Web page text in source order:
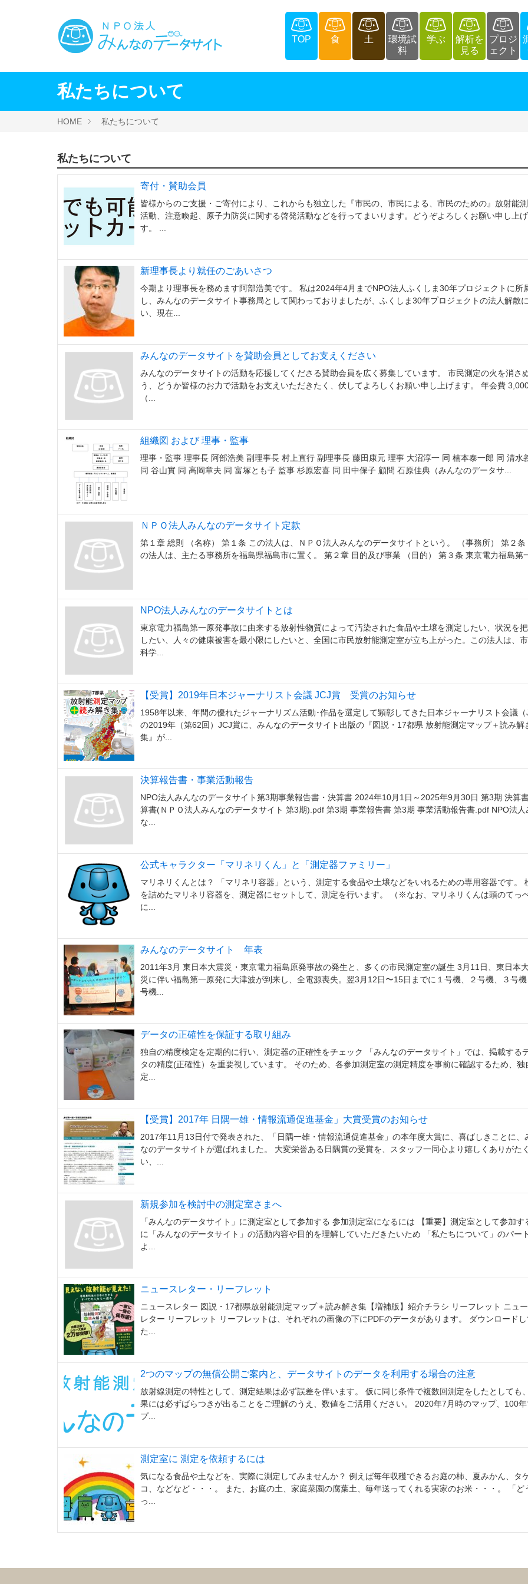
TOP 食 土
環境試
料
学ぶ
解析を
見る
プロジ
ェクト
私たちについて
HOME 私たちについて
私たちについて
寄付・賛助会員
皆様からのご支援・ご寄付により、これからも独立した『市民の、市民による、市民のための』放射能
活動、注意喚起、原子力防災に関する啓発活動などを行ってまいります。どうぞよろしくお願い申し上げ
す。 ...
新理事長より就任のごあいさつ
今期より理事長を務めます阿部浩美です。 私は2024年4月までNPO法人ふくしま30年プロジェクトに所
し、みんなのデータサイト事務局として関わっておりましたが、ふくしま30年プロジェクトの法人解散
い、現在...
みんなのデータサイトを賛助会員としてお支えください
みんなのデータサイトの活動を応援してくださる賛助会員を広く募集しています。 市民測定の火を消さ
う、どうか皆様のお力で活動をお支えいただきたく、伏してよろしくお願い申し上げます。 年会費
（...
組織図 および 理事・監事
理事・監事 理事長 阿部浩美 副理事長 村上直行 副理事長 藤田康元 理事 大沼淳一 同 楠本泰一郎 同 清水
同 谷山實 同 高岡章夫 同 富塚とも子 監事 杉原宏喜 同 田中保子 顧問 石原佳典（みんなのデータサ...
ＮＰＯ法人みんなのデータサイト定款
第１章 総則 （名称） 第１条 この法人は、ＮＰＯ法人みんなのデータサイトという。 （事務所） 第２条
の法人は、主たる事務所を福島県福島市に置く。 第２章 目的及び事業 （目的） 第３条 東京電力福島第
NPO法人みんなのデータサイトとは
東京電力福島第一原発事故に由来する放射性物質によって汚染された食品や土壌を測定したい、状況を
したい、人々の健康被害を最小限にしたいと、全国に市民放射能測定室が立ち上がった。この法人は、
科学...
【受賞】2019年日本ジャーナリスト会議 JCJ賞 受賞のお知らせ
1958年以来、年間の優れたジャーナリズム活動･作品を選定して顕彰してきた日本ジャーナリスト会議（
の2019年（第62回）JCJ賞に、みんなのデータサイト出版の『図説・17都県 放射能測定マップ＋読み解
集』が...
決算報告書・事業活動報告
NPO法人みんなのデータサイト第3期事業報告書・決算書 2024年10月1日～2025年9月30日 第3期 決算
算書(ＮＰＯ法人みんなのデータサイト 第3期).pdf 第3期 事業報告書 第3期 事業活動報告書.pdf NPO法人
な...
公式キャラクター「マリネリくん」と「測定器ファミリー」
マリネリくんとは？ 「マリネリ容器」という、測定する食品や土壌などをいれるための専用容器です。
を詰めたマリネリ容器を、測定器にセットして、測定を行います。 （※なお、マリネリくんは頭のてっ
に...
みんなのデータサイト 年表
2011年3月 東日本大震災・東京電力福島原発事故の発生と、多くの市民測定室の誕生 3月11日、東日本
災に伴い福島第一原発に大津波が到来し、全電源喪失。翌3月12日〜15日までに１号機、２号機、３号機
号機...
データの正確性を保証する取り組み
独自の精度検定を定期的に行い、測定器の正確性をチェック 「みんなのデータサイト」では、掲載する
タの精度(正確性）を重要視しています。 そのため、各参加測定室の測定精度を事前に確認するため、独
定...
【受賞】2017年 日隅一雄・情報流通促進基金」大賞受賞のお知らせ
2017年11月13日付で発表された、「日隅一雄・情報流通促進基金」の本年度大賞に、喜ばしきことに、
なのデータサイトが選ばれました。 大変栄誉ある日隅賞の受賞を、スタッフ一同心より嬉しくありがた
い、...
新規参加を検討中の測定室さまへ
「みんなのデータサイト」に測定室として参加する 参加測定室になるには 【重要】測定室として参加す
に「みんなのデータサイト」の活動内容や目的を理解していただきたいため 「私たちについて」のパー
よ...
ニュースレター・リーフレット
ニュースレター 図説・17都県放射能測定マップ＋読み解き集【増補版】紹介チラシ リーフレット ニュ
レター リーフレット リーフレットは、それぞれの画像の下にPDFのデータがあります。 ダウンロード
た...
2つのマップの無償公開ご案内と、データサイトのデータを利用する場合の注意
放射線測定の特性として、測定結果は必ず誤差を伴います。 仮に同じ条件で複数回測定をしたとしても
果には必ずばらつきが出ることをご理解のうえ、数値をご活用ください。 2020年7月時のマップ、100年
プ...
測定室に 測定を依頼するには
気になる食品や土などを、実際に測定してみませんか？ 例えば毎年収穫できるお庭の柿、夏みかん、タ
コ、などなど・・・。 また、お庭の土、家庭菜園の腐葉土、毎年送ってくれる実家のお米・・・。 「ど
っ...